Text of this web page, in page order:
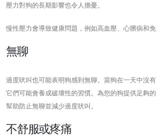
壓力對狗的長期影響也令人擔憂。
慢性壓力會導致健康問題，例如高血壓、心髒病和免
無聊
過度吠叫也可能表明狗感到無聊。當狗在一天中沒
它們可能會養成破壞性的習慣。為您的狗提供足夠
幫助防止無聊並減少過度吠叫。
不舒服或疼痛